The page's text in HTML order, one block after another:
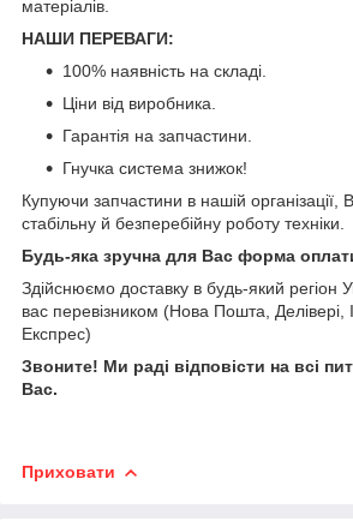
матеріалів.
НАШИ ПЕРЕВАГИ:
100% наявність на складі.
Ціни від виробника.
Гарантія на запчастини.
Гнучка система знижок!
Купуючи запчастини в нашій організації,
стабільну й безперебійну роботу техніки.
Будь-яка зручна для Вас форма
Здійснюємо доставку в будь-який регіон
вас перевізником (Нова Пошта, Делівері,
Експрес)
Звоните! Ми раді відповісти на всі
Вас.
Приховати